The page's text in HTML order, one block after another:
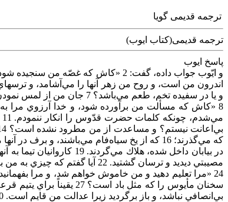
ترجمه قدیمی گویا
ترجمه قدیمی(کتاب ایوب)
پاسخ‌ ايوب‌
و يا در سفيده‌ تخم‌، طعم‌ مي‌باشد؟ 7 جان‌ من‌ از لمس‌ نمودن‌ آنها كراهت‌ دارد. آنها براي‌ من‌ مثل‌ خوراك‌، زشت‌ است‌.
مصيبتي‌ ديديد و ترسان‌ گشتيد. 22 آيا گفتم‌ كه‌ چيزي‌ به‌ من‌ ببخشيد؟ يا ارمغاني‌ از اموال‌ خود به‌ من‌ بدهيد؟ 23 يا مرا از دست‌ دشمن‌ رها كنيد؟ و مرا از دست‌ ظالمان‌ فديه‌ دهيد؟
بي‌انصافي‌ نباشد، و باز برگرديد زيرا عدالت‌ من‌ قايم‌ است‌. 30 آيا در زبان‌ من‌ بي‌انصافي‌ مي‌باشد؟ و آيا كام‌ من‌ چيزهاي‌ فاسد را تميز نمي‌دهد؟